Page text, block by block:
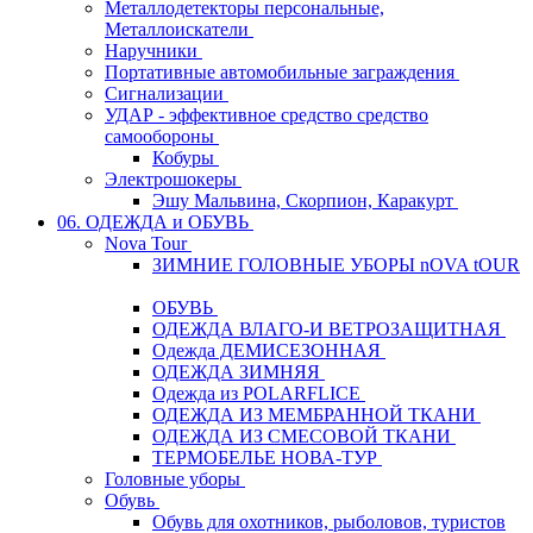
Металлодетекторы персональные,
Металлоискатели
Наручники
Портативные автомобильные заграждения
Сигнализации
УДАР - эффективное средство средство
самообороны
Кобуры
Электрошокеры
Эшу Мальвина, Скорпион, Каракурт
06. ОДЕЖДА и ОБУВЬ
Nova Tour
ЗИМНИЕ ГОЛОВНЫЕ УБОРЫ nOVA tOUR
ОБУВЬ
ОДЕЖДА ВЛАГО-И ВЕТРОЗАЩИТНАЯ
Одежда ДЕМИСЕЗОННАЯ
ОДЕЖДА ЗИМНЯЯ
Одежда из POLARFLICE
ОДЕЖДА ИЗ МЕМБРАННОЙ ТКАНИ
ОДЕЖДА ИЗ СМЕСОВОЙ ТКАНИ
ТЕРМОБЕЛЬЕ НОВА-ТУР
Головные уборы
Обувь
Обувь для охотников, рыболовов, туристов